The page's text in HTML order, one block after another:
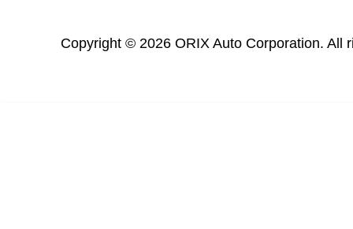
Copyright © 2026 ORIX Auto Corporation. All